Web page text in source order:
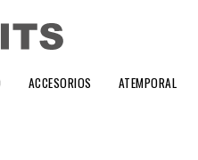
ACCESORIOS ATEMPORAL